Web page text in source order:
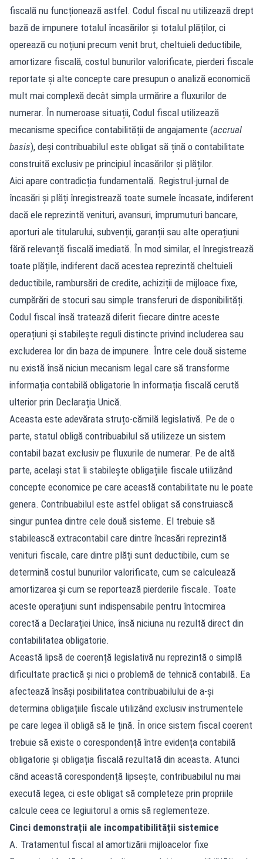
fiscală nu funcționează astfel. Codul fiscal nu utilizează drept
bază de impunere totalul încasărilor și totalul plăților, ci
operează cu noțiuni precum venit brut, cheltuieli deductibile,
amortizare fiscală, costul bunurilor valorificate, pierderi fiscale
reportate și alte concepte care presupun o analiză economică
mult mai complexă decât simpla urmărire a fluxurilor de
numerar. În numeroase situații, Codul fiscal utilizează
mecanisme specifice contabilității de angajamente (accrual
basis), deși contribuabilul este obligat să țină o contabilitate
construită exclusiv pe principiul încasărilor și plăților.
Aici apare contradicția fundamentală. Registrul-jurnal de
încasări și plăți înregistrează toate sumele încasate, indiferent
dacă ele reprezintă venituri, avansuri, împrumuturi bancare,
aporturi ale titularului, subvenții, garanții sau alte operațiuni
fără relevanță fiscală imediată. În mod similar, el înregistrează
toate plățile, indiferent dacă acestea reprezintă cheltuieli
deductibile, rambursări de credite, achiziții de mijloace fixe,
cumpărări de stocuri sau simple transferuri de disponibilități.
Codul fiscal însă tratează diferit fiecare dintre aceste
operațiuni și stabilește reguli distincte privind includerea sau
excluderea lor din baza de impunere. Între cele două sisteme
nu există însă niciun mecanism legal care să transforme
informația contabilă obligatorie în informația fiscală cerută
ulterior prin Declarația Unică.
Aceasta este adevărata struțo-cămilă legislativă. Pe de o
parte, statul obligă contribuabilul să utilizeze un sistem
contabil bazat exclusiv pe fluxurile de numerar. Pe de altă
parte, același stat îi stabilește obligațiile fiscale utilizând
concepte economice pe care această contabilitate nu le poate
genera. Contribuabilul este astfel obligat să construiască
singur puntea dintre cele două sisteme. El trebuie să
stabilească extracontabil care dintre încasări reprezintă
venituri fiscale, care dintre plăți sunt deductibile, cum se
determină costul bunurilor valorificate, cum se calculează
amortizarea și cum se reportează pierderile fiscale. Toate
aceste operațiuni sunt indispensabile pentru întocmirea
corectă a Declarației Unice, însă niciuna nu rezultă direct din
contabilitatea obligatorie.
Această lipsă de coerență legislativă nu reprezintă o simplă
dificultate practică și nici o problemă de tehnică contabilă. Ea
afectează însăși posibilitatea contribuabilului de a-și
determina obligațiile fiscale utilizând exclusiv instrumentele
pe care legea îl obligă să le țină. În orice sistem fiscal coerent
trebuie să existe o corespondență între evidența contabilă
obligatorie și obligația fiscală rezultată din aceasta. Atunci
când această corespondență lipsește, contribuabilul nu mai
execută legea, ci este obligat să completeze prin propriile
calcule ceea ce legiuitorul a omis să reglementeze.
Cinci demonstrații ale incompatibilității sistemice
A. Tratamentul fiscal al amortizării mijloacelor fixe